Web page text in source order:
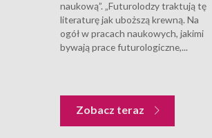
naukową”. „Futurolodzy traktują tę
literaturę jak uboższą krewną. Na
ogół w pracach naukowych, jakimi
bywają prace futurologiczne,...
Zobacz teraz